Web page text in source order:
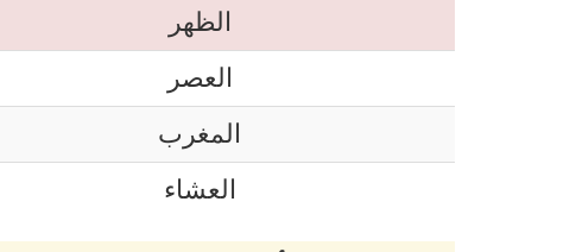
الظهر
العصر
المغرب
العشاء